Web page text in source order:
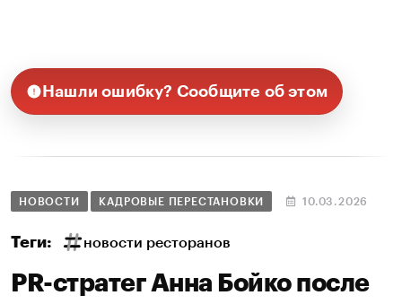
Нашли ошибку? Сообщите об этом
НОВОСТИ КАДРОВЫЕ ПЕРЕСТАНОВКИ 10.03.2026
Теги: новости ресторанов
PR-стратег Анна Бойко после